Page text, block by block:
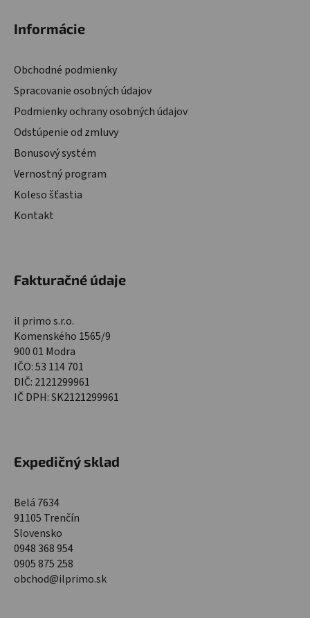
Informácie
Obchodné podmienky
Spracovanie osobných údajov
Podmienky ochrany osobných údajov
Odstúpenie od zmluvy
Bonusový systém
Vernostný program
Koleso šťastia
Kontakt
Fakturačné údaje
il primo s.r.o.
Komenského 1565/9
900 01 Modra
IČO: 53 114 701
DIČ: 2121299961
IČ DPH: SK2121299961
Expedičný sklad
Belá 7634
91105 Trenčín
Slovensko
0948 368 954
0905 875 258
obchod@ilprimo.sk